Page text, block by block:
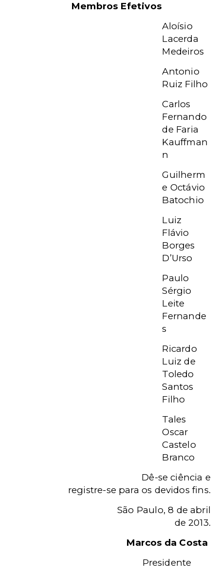
Membros Efetivos
Aloísio
Lacerda
Medeiros
Antonio
Ruiz Filho
Carlos
Fernando
de Faria
Kauffman
n
Guilherm
e Octávio
Batochio
Luiz
Flávio
Borges
D’Urso
Paulo
Sérgio
Leite
Fernande
s
Ricardo
Luiz de
Toledo
Santos
Filho
Tales
Oscar
Castelo
Branco
Dê-se ciência e
registre-se para os devidos fins.
São Paulo, 8 de abril
de 2013.
Marcos da Costa
Presidente